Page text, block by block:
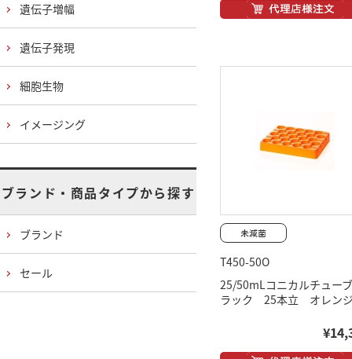
T450-50O
25/50mLコニカルチュー
ラック 25本立 オレン
遺伝子増幅
遺伝子発現
細胞生物
イメージング
ブランド・商品タイプから探す
ブランド
セール